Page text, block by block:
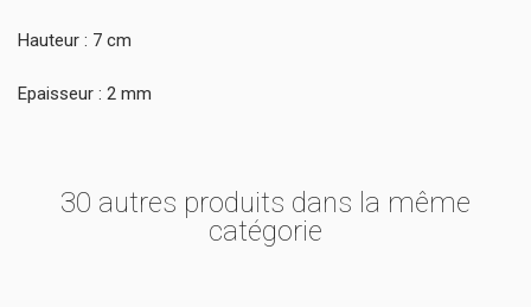
Hauteur : 7 cm
Epaisseur : 2 mm
30 autres produits dans la même
catégorie